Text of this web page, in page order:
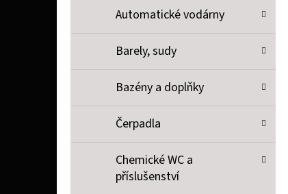
Automatické vodárny
Barely, sudy
Bazény a doplňky
Čerpadla
Chemické WC a
příslušenství
SOPHIE LA GIRAFE SOPHIE LA GIRAFE, TESTER